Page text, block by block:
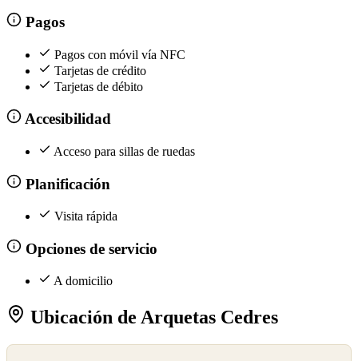
Pagos
Pagos con móvil vía NFC
Tarjetas de crédito
Tarjetas de débito
Accesibilidad
Acceso para sillas de ruedas
Planificación
Visita rápida
Opciones de servicio
A domicilio
Ubicación de Arquetas Cedres